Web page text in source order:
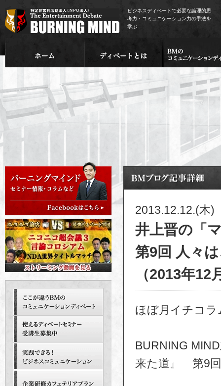
ビジネスディベートで必要な論理的思
考力・コミュニケーション力の手法を
学ぶ
2013.12.12.(木)
井上晋の「
第9回 人々
（2013年12
ほぼ月イチコ
BURNING
来た道』 第9